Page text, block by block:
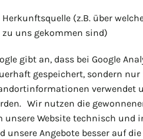
Herkunftsquelle (z.B. über
zu uns gekommen sind)
gibt an, dass bei Google
gespeichert, sondern
verwendet
Wir nutzen die
unsere Website technisch und
unsere Angebote besser auf